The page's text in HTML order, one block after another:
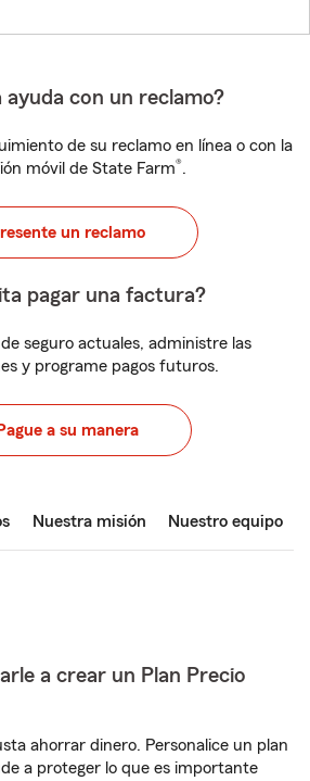
ayuda con un reclamo?
de su reclamo en línea o con la
móvil de State Farm®.
un reclamo
pagar una factura?
seguro actuales, administre las
y programe pagos futuros.
Pague a su manera
Nuestra misión Nuestro equipo
a crear un Plan Precio
ahorrar dinero. Personalice un plan
a proteger lo que es importante